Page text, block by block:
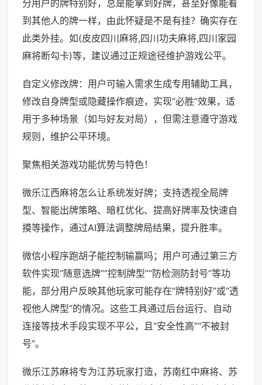
分用户的牌特别好，总是能拿到好牌，甚至好像能看
到其他人的牌一样，由此怀疑是不是有挂？确实存在
此类外挂。如(皮皮四川麻将,四川功夫麻将,四川家园
麻将断勾卡)等，建议通过正规途径维护游戏公平。
自定义修改牌：用户可输入需求生成专用辅助工具，
修改自身牌型或隐藏操作痕迹，实现“必胜”效果，适
用于多种场景（如与好友对局），但需注意遵守游戏
规则，维护公平环境。
聚焦相关游戏功能优势与特色！
微乐江西麻将怎么让系统发好牌；支持透视全局牌
型、智能出牌策略、暗杠优化、提高好牌率及快速自
摸等操作，通过AI算法调整牌局结果，提升胜率。
微信小程序跑胡子能控制输赢吗；用户可通过第三方
软件实现“随意选牌”“控制牌型”“防检测防封号”等功
能，部分用户反映其他玩家可能存在“牌特别好”或“透
视他人牌型”的情况。这些工具通过后台运行、自动
连接等技术手段实现不平公，且“安全性高”“不被封
号”。
微乐江苏麻将专为江苏玩家打造，苏南红中麻将、苏